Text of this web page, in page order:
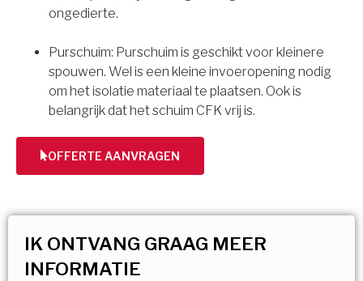
ongedierte.
Purschuim: Purschuim is geschikt voor kleinere
spouwen. Wel is een kleine invoeropening nodig
om het isolatie materiaal te plaatsen. Ook is
belangrijk dat het schuim CFK vrij is.
OFFERTE AANVRAGEN
IK ONTVANG GRAAG MEER
INFORMATIE